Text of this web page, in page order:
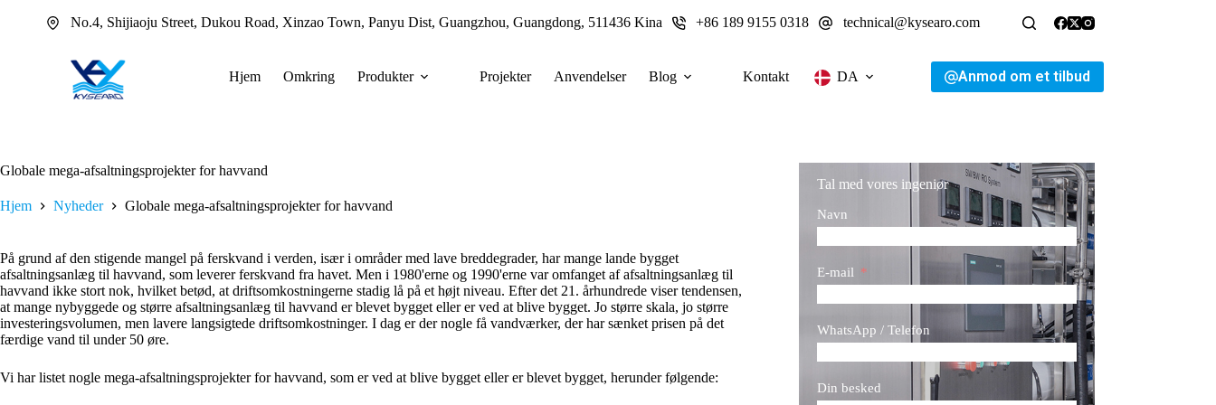
No.4, Shijiaoju Street, Dukou Road, Xinzao Town, Panyu Dist, Guangzhou, Guangdong, 511436 Kina +86 189 9155 0318 technical@kysearo.com
Hjem Omkring Produkter Projekter Anvendelser Blog Kontakt DA Anmod om et tilbud
Globale mega-afsaltningsprojekter for havvand
Hjem Nyheder Globale mega-afsaltningsprojekter for havvand
På grund af den stigende mangel på ferskvand i verden, især i områder med lave breddegrader, har mange lande bygget
afsaltningsanlæg til havvand, som leverer ferskvand fra havet. Men i 1980'erne og 1990'erne var omfanget af afsaltningsanlæg til
havvand ikke stort nok, hvilket betød, at driftsomkostningerne stadig lå på et højt niveau. Efter det 21. århundrede viser tendensen,
at mange nybyggede og større afsaltningsanlæg til havvand er blevet bygget eller er ved at blive bygget. Jo større skala, jo større
investeringsvolumen, men lavere langsigtede driftsomkostninger. I dag er der nogle få vandværker, der har sænket prisen på det
færdige vand til under 50 øre.
Vi har listet nogle mega-afsaltningsprojekter for havvand, som er ved at blive bygget eller er blevet bygget, herunder følgende:
Tal med vores ingeniør
Navn
E-mail
WhatsApp / Telefon
Din besked